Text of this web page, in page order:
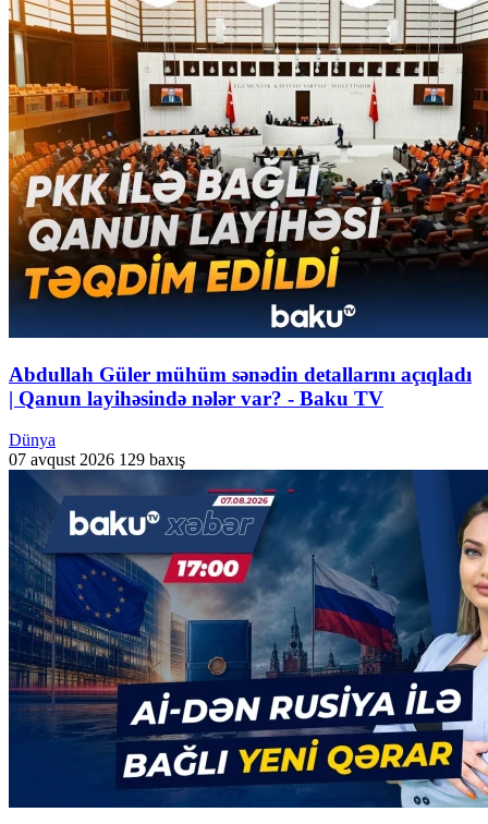
Abdullah Güler mühüm sənədin detallarını açıqladı
| Qanun layihəsində nələr var? - Baku TV
Dünya
07 avqust 2026 129 baxış